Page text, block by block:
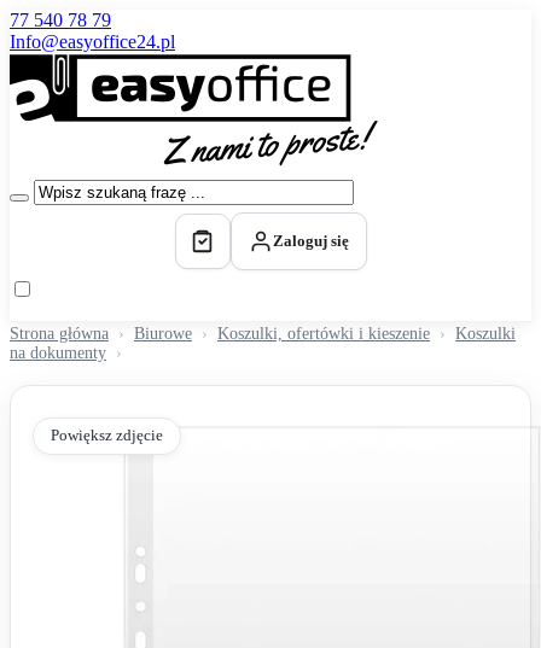
77 540 78 79
Info@easyoffice24.pl
Zaloguj się
Strona główna Biurowe Koszulki, ofertówki i kieszenie
Koszulki
na dokumenty